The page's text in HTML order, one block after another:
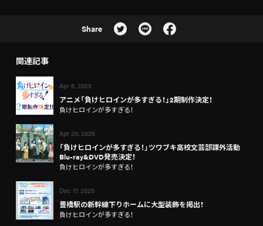
Share
関連記事
Apr 6, 2025
アニメ「負けヒロインが多すぎる！」2期制作決定！
負けヒロインが多すぎる！
Apr 20, 2025
「負けヒロインが多すぎる！」ツワブキ高校文芸部課外活動
Blu-ray&DVD発売決定！
負けヒロインが多すぎる！
Dec 17, 2025
豊橋駅の新幹線下りホームに大型装飾を掲出！
負けヒロインが多すぎる！